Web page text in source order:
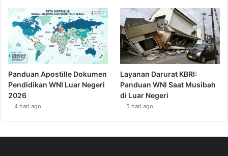
Panduan Apostille Dokumen
Pendidikan WNI Luar Negeri
2026
4 hari ago
Layanan Darurat KBRI:
Panduan WNI Saat Musibah
di Luar Negeri
5 hari ago